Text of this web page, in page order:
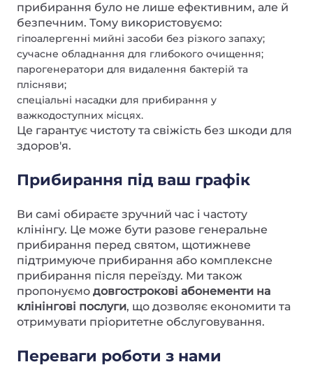
прибирання було не лише ефективним, але й
безпечним. Тому використовуємо:
гіпоалергенні мийні засоби без різкого запаху;
сучасне обладнання для глибокого очищення;
парогенератори для видалення бактерій та
плісняви;
спеціальні насадки для прибирання у
важкодоступних місцях.
Це гарантує чистоту та свіжість без шкоди для
здоров'я.
Прибирання під ваш графік
Ви самі обираєте зручний час і частоту
клінінгу. Це може бути разове генеральне
прибирання перед святом, щотижневе
підтримуюче прибирання або комплексне
прибирання після переїзду. Ми також
пропонуємо довгострокові абонементи на
клінінгові послуги, що дозволяє економити та
отримувати пріоритетне обслуговування.
Переваги роботи з нами